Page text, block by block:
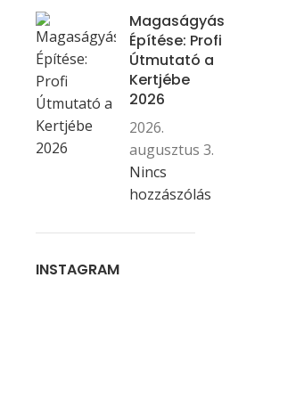
Magaságyás
Építése: Profi
Útmutató a
Kertjébe
2026
2026.
augusztus 3.
Nincs
hozzászólás
INSTAGRAM